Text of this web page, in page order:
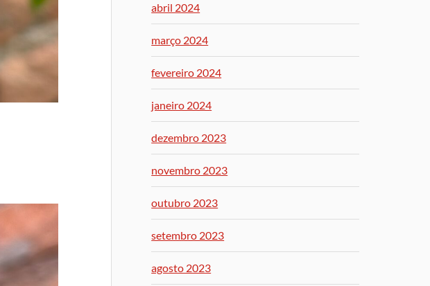
abril 2024
março 2024
fevereiro 2024
janeiro 2024
dezembro 2023
novembro 2023
outubro 2023
setembro 2023
agosto 2023